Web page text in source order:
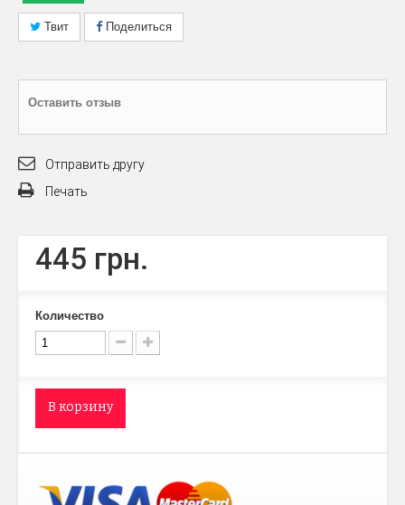
Твит Поделиться
Оставить отзыв
Отправить другу
Печать
445 грн.
Количество
В корзину